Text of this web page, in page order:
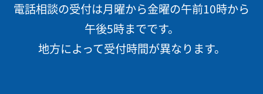
電話相談の受付は月曜から金曜の午前10時から
午後5時までです。
地方によって受付時間が異なります。